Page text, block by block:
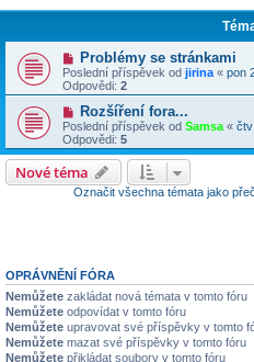
Problémy se stránkami
Poslední příspěvek od jirina « pon
Odpovědi: 2
Rozšíření fora...
Poslední příspěvek od Samsa « čtv
Odpovědi: 5
Nové téma
Označit všechna témata jako
OPRÁVNĚNÍ FÓRA
Nemůžete zakládat nová témata v tomto fóru
Nemůžete odpovídat v tomto fóru
Nemůžete upravovat své příspěvky v tomto
Nemůžete mazat své příspěvky v tomto fóru
Nemůžete přikládat soubory v tomto fóru